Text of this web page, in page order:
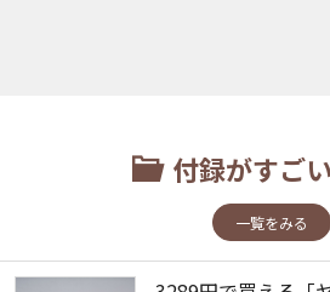
付録がすご
一覧をみる